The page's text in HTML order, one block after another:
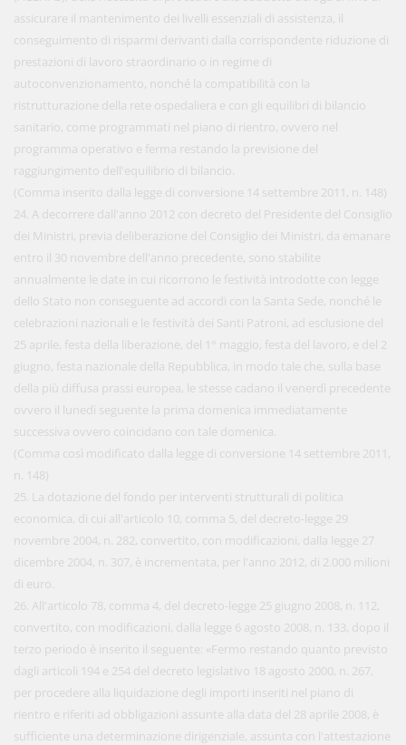
assicurare il mantenimento dei livelli essenziali di assistenza, il
conseguimento di risparmi derivanti dalla corrispondente riduzione di
prestazioni di lavoro straordinario o in regime di
autoconvenzionamento, nonché la compatibilità con la
ristrutturazione della rete ospedaliera e con gli equilibri di bilancio
sanitario, come programmati nel piano di rientro, ovvero nel
programma operativo e ferma restando la previsione del
raggiungimento dell'equilibrio di bilancio.
(Comma inserito dalla legge di conversione 14 settembre 2011, n. 148)
24. A decorrere dall'anno 2012 con decreto del Presidente del Consiglio
dei Ministri, previa deliberazione del Consiglio dei Ministri, da emanare
entro il 30 novembre dell'anno precedente, sono stabilite
annualmente le date in cui ricorrono le festività introdotte con legge
dello Stato non conseguente ad accordi con la Santa Sede, nonché le
celebrazioni nazionali e le festività dei Santi Patroni, ad esclusione del
25 aprile, festa della liberazione, del 1° maggio, festa del lavoro, e del 2
giugno, festa nazionale della Repubblica, in modo tale che, sulla base
della più diffusa prassi europea, le stesse cadano il venerdì precedente
ovvero il lunedì seguente la prima domenica immediatamente
successiva ovvero coincidano con tale domenica.
(Comma così modificato dalla legge di conversione 14 settembre 2011,
n. 148)
25. La dotazione del fondo per interventi strutturali di politica
economica, di cui all'articolo 10, comma 5, del decreto-legge 29
novembre 2004, n. 282, convertito, con modificazioni, dalla legge 27
dicembre 2004, n. 307, è incrementata, per l'anno 2012, di 2.000 milioni
di euro.
26. All'articolo 78, comma 4, del decreto-legge 25 giugno 2008, n. 112,
convertito, con modificazioni, dalla legge 6 agosto 2008, n. 133, dopo il
terzo periodo è inserito il seguente: «Fermo restando quanto previsto
dagli articoli 194 e 254 del decreto legislativo 18 agosto 2000, n. 267,
per procedere alla liquidazione degli importi inseriti nel piano di
rientro e riferiti ad obbligazioni assunte alla data del 28 aprile 2008, è
sufficiente una determinazione dirigenziale, assunta con l'attestazione